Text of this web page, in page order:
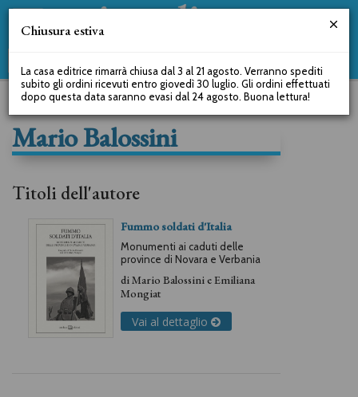
Mario Balossini
Titoli dell'autore
Fummo soldati d'Italia
Monumenti ai caduti delle
province di Novara e Verbania
diMario BalossinieEmiliana
Mongiat
Vai al dettaglio
Chiusura estiva
La casa editrice rimarrà chiusa dal 3 al 21 agosto. Verranno spediti
subito gli ordini ricevuti entro giovedì 30 luglio. Gli ordini effettuati
dopo questa data saranno evasi dal 24 agosto. Buona lettura!